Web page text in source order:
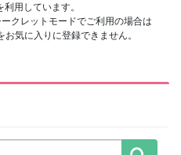
利用しています。
クレットモードでご利用の場合は
気に入りに登録できません。